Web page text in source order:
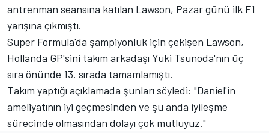
antrenman seansına katılan Lawson, Pazar günü ilk F1
yarışına çıkmıştı.
Super Formula'da şampiyonluk için çekişen Lawson,
Hollanda GP'sini takım arkadaşı Yuki Tsunoda'nın üç
sıra önünde 13. sırada tamamlamıştı.
Takım yaptığı açıklamada şunları söyledi: "Daniel'in
ameliyatının iyi geçmesinden ve şu anda iyileşme
sürecinde olmasından dolayı çok mutluyuz."